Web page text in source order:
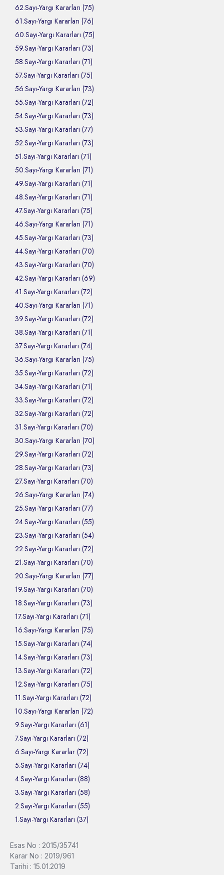
62.Sayı-Yargı Kararları (75)
61.Sayı-Yargı Kararları (76)
60.Sayı-Yargı Kararları (75)
59.Sayı-Yargı Kararları (73)
58.Sayı-Yargı Kararları (71)
57.Sayı-Yargı Kararları (75)
56.Sayı-Yargı Kararları (73)
55.Sayı-Yargı Kararları (72)
54.Sayı-Yargı Kararları (73)
53.Sayı-Yargı Kararları (77)
52.Sayı-Yargı Kararları (73)
51.Sayı-Yargı Kararları (71)
50.Sayı-Yargı Kararları (71)
49.Sayı-Yargı Kararları (71)
48.Sayı-Yargı Kararları (71)
47.Sayı-Yargı Kararları (75)
46.Sayı-Yargı Kararları (71)
45.Sayı-Yargı Kararları (73)
44.Sayı-Yargı Kararları (70)
43.Sayı-Yargı Kararları (70)
42.Sayı-Yargı Kararları (69)
41.Sayı-Yargı Kararları (72)
40.Sayı-Yargı Kararları (71)
39.Sayı-Yargı Kararları (72)
38.Sayı-Yargı Kararları (71)
37.Sayı-Yargı Kararları (74)
36.Sayı-Yargı Kararları (75)
35.Sayı-Yargı Kararları (72)
34.Sayı-Yargı Kararları (71)
33.Sayı-Yargı Kararları (72)
32.Sayı-Yargı Kararları (72)
31.Sayı-Yargı Kararları (70)
30.Sayı-Yargı Kararları (70)
29.Sayı-Yargı Kararları (72)
28.Sayı-Yargı Kararları (73)
27.Sayı-Yargı Kararları (70)
26.Sayı-Yargı Kararları (74)
25.Sayı-Yargı Kararları (77)
24.Sayı-Yargı Kararları (55)
23.Sayı-Yargı Kararları (54)
22.Sayı-Yargı Kararları (72)
21.Sayı-Yargı Kararları (70)
20.Sayı-Yargı Kararları (77)
19.Sayı-Yargı Kararları (70)
18.Sayı-Yargı Kararları (73)
17.Sayı-Yargı Kararları (71)
16.Sayı-Yargı Kararları (75)
15.Sayı-Yargı Kararları (74)
14.Sayı-Yargı Kararları (73)
13.Sayı-Yargı Kararları (72)
12.Sayı-Yargı Kararları (75)
11.Sayı-Yargı Kararları (72)
10.Sayı-Yargı Kararları (72)
9.Sayı-Yargı Kararları (61)
7.Sayı-Yargı Kararları (72)
6.Sayı-Yargı Kararlar (72)
5.Sayı-Yargı Kararları (74)
4.Sayı-Yargı Kararları (88)
3.Sayı-Yargı Kararları (58)
2.Sayı-Yargı Kararları (55)
1.Sayı-Yargı Kararları (37)
Esas No : 2015/35741
Karar No : 2019/961
Tarihi : 15.01.2019